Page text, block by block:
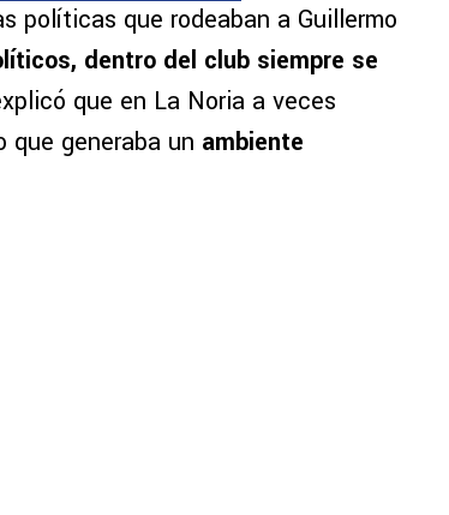
políticas que rodeaban a Guillermo
dentro del club siempre se
que en La Noria a veces
que generaba un ambiente